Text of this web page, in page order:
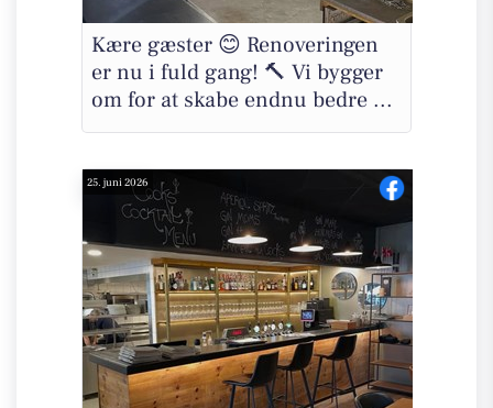
Kære gæster 😊 Renoveringen
er nu i fuld gang! 🔨 Vi bygger
om for at skabe endnu bedre ...
25. juni 2026